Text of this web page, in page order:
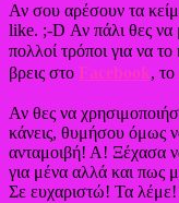
Αν σου αρέσουν τα
like. ;-D Αν πάλι θες να
πολλοί τρόποι για να
βρεις στο Facebook, το
Αν θες να
κάνεις, θυμήσου όμως
ανταμοιβή! Α! Ξέχασα
για μένα αλλά και πως
Σε ευχαριστώ! Τα